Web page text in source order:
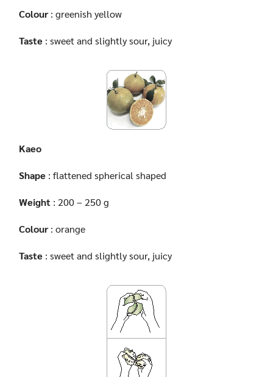
Colour: greenish yellow
Taste : sweet and slightly sour, juicy
Kaeo
Shape : flattened spherical shaped
Weight : 200 – 250 g
Colour: orange
Taste : sweet and slightly sour, juicy